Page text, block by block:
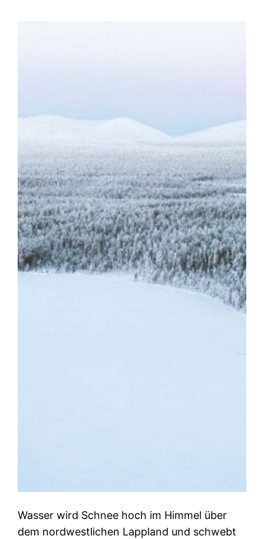
Wasser wird Schnee hoch im Himmel über
dem nordwestlichen Lappland und schwebt